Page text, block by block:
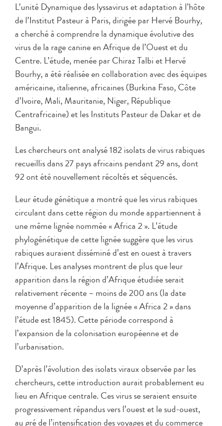
L’unité Dynamique des lyssavirus et adaptation à l’hôte
de l’Institut Pasteur à Paris, dirigée par Hervé Bourhy,
a cherché à comprendre la dynamique évolutive des
virus de la rage canine en Afrique de l’Ouest et du
Centre. L’étude, menée par Chiraz Talbi et Hervé
Bourhy, a été réalisée en collaboration avec des équipes
américaine, italienne, africaines (Burkina Faso, Côte
d’Ivoire, Mali, Mauritanie, Niger, République
Centrafricaine) et les Instituts Pasteur de Dakar et de
Bangui.
Les chercheurs ont analysé 182 isolats de virus rabiques
recueillis dans 27 pays africains pendant 29 ans, dont
92 ont été nouvellement récoltés et séquencés.
Leur étude génétique a montré que les virus rabiques
circulant dans cette région du monde appartiennent à
une même lignée nommée « Africa 2 ». L’étude
phylogénétique de cette lignée suggère que les virus
rabiques auraient disséminé d’est en ouest à travers
l’Afrique. Les analyses montrent de plus que leur
apparition dans la région d’Afrique étudiée serait
relativement récente – moins de 200 ans (la date
moyenne d’apparition de la lignée « Africa 2 » dans
l’étude est 1845). Cette période correspond à
l’expansion de la colonisation européenne et de
l’urbanisation.
D’après l’évolution des isolats viraux observée par les
chercheurs, cette introduction aurait probablement eu
lieu en Afrique centrale. Ces virus se seraient ensuite
progressivement répandus vers l’ouest et le sud-ouest,
au gré de l’intensification des voyages et du commerce